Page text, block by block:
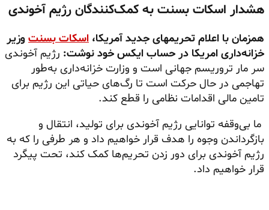
هشدار اسکات بسنت به کمک‌کنندگان رژیم آخوندی
همزمان با اعلام تحریمهای جدید آمریکا، اسکات بسنت وزیر
خزانه‌داری امریکا در حساب ایکس خود نوشت: رژیم آخوندی
سر مار تروریسم جهانی است و وزارت خزانه‌داری به‌طور
تهاجمی در حال حرکت است تا رگ‌های حیاتی این رژیم برای
تامین مالی اقدامات نظامی را قطع کند.
ما بی‌وقفه توانایی رژیم آخوندی برای تولید، انتقال و
بازگرداندن وجوه را هدف قرار خواهیم داد و هر طرفی را که به
رژیم آخوندی برای دور زدن تحریم‌ها کمک کند، تحت پیگرد
قرار خواهیم داد.